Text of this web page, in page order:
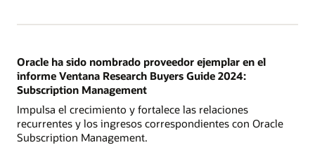
Oracle ha sido nombrado proveedor ejemplar en el
informe Ventana Research Buyers Guide 2024:
Subscription Management
Impulsa el crecimiento y fortalece las relaciones
recurrentes y los ingresos correspondientes con Oracle
Subscription Management.